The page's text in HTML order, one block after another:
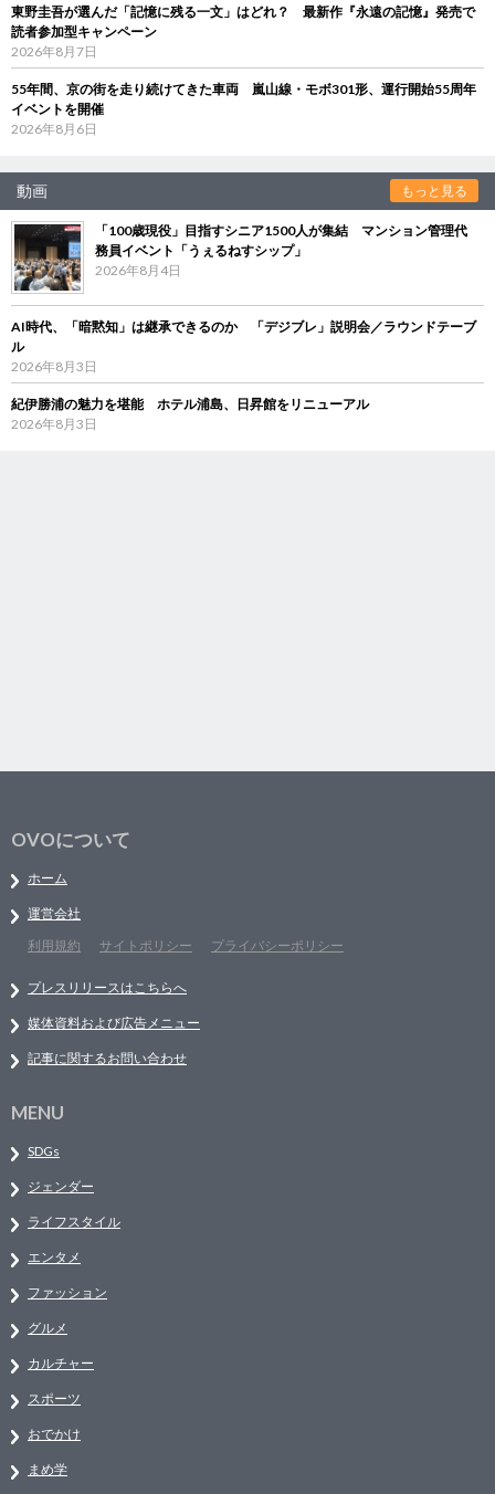
東野圭吾が選んだ「記憶に残る一文」はどれ？ 最新作『永遠の記憶』発売で
読者参加型キャンペーン
2026年8月7日
55年間、京の街を走り続けてきた車両 嵐山線・モボ301形、運行開始55周年
イベントを開催
2026年8月6日
動画 もっと見る
「100歳現役」目指すシニア1500人が集結 マンション管理代
務員イベント「うぇるねすシップ」
2026年8月4日
AI時代、「暗黙知」は継承できるのか 「デジブレ」説明会／ラウンドテーブ
ル
2026年8月3日
紀伊勝浦の魅力を堪能 ホテル浦島、日昇館をリニューアル
2026年8月3日
OVOについて
ホーム
運営会社
利用規約
サイトポリシー プライバシーポリシー
プレスリリースはこちらへ
媒体資料および広告メニュー
記事に関するお問い合わせ
MENU
SDGs
ジェンダー
ライフスタイル
エンタメ
ファッション
グルメ
カルチャー
スポーツ
おでかけ
まめ学